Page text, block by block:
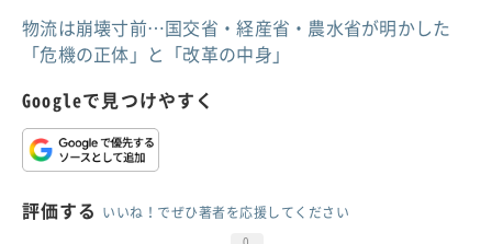
物流は崩壊寸前…国交省・経産省・農水省が明かした
「危機の正体」と「改革の中身」
Googleで見つけやすく
評価する いいね！でぜひ著者を応援してください